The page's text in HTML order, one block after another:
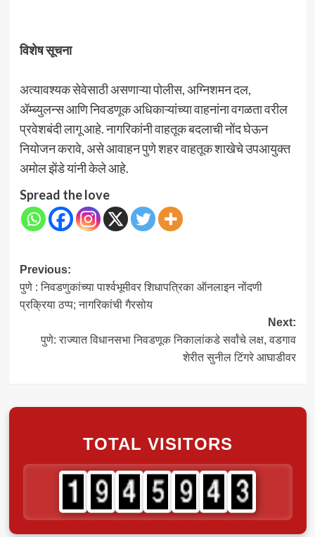
विशेष सूचना
अत्यावश्यक सेवेसाठी असणाऱ्या पोलीस, अग्निशमन दल,
ॲम्ब्युलन्स आणि निवडणूक अधिकाऱ्यांच्या वाहनांना वगळता वरील
प्रवेशबंदी लागू आहे. नागरिकांनी वाहतूक बदलाची नोंद घेऊन
नियोजन करावे, असे आवाहन पुणे शहर वाहतूक शाखेचे उपआयुक्त
अमोल झेंडे यांनी केले आहे.
Spread the love
Post
navigation
Previous:
पुणे : निवडणुकांच्या पार्श्वभूमीवर शिधापत्रिका ऑनलाइन नोंदणी
प्रक्रिया ठप्प; नागरिकांची गैरसोय
Next:
पुणे: राज्यात विधानसभा निवडणूक निकालांकडे सर्वांचे लक्ष, वडगाव
शेरीत सुनील टिंगरे आघाडीवर
TOTAL VISITORS